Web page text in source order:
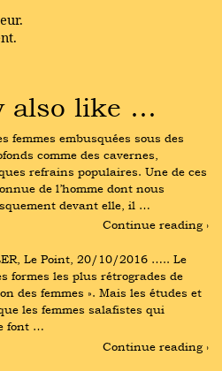
also like …
femmes embusquées sous des
comme des cavernes,
refrains populaires. Une de ces
de l’homme dont nous
devant elle, il …
Continue reading ›
Le Point, 20/10/2016 ….. Le
formes les plus rétrogrades de
des femmes ». Mais les études et
les femmes salafistes qui
font …
Continue reading ›